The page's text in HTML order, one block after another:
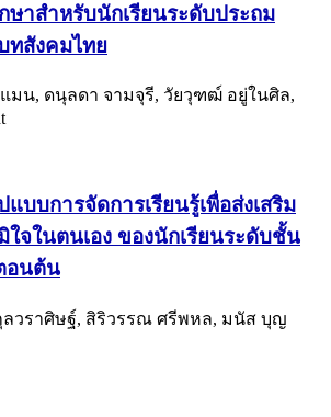
าสำหรับนักเรียนระดับประถม
ทสังคมไทย
มน, ดนุลดา จามจุรี, วัยวุฑฒ์ อยู่ในศิล,
บบการจัดการเรียนรู้เพื่อส่งเสริม
จในตนเอง ของนักเรียนระดับชั้น
อนต้น
วราศิษฐ์, สิริวรรณ ศรีพหล, มนัส บุญ